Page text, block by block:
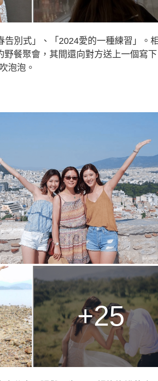
別式」、「2024愛的一種練習」。
餐聚會，其間還向對方送上一個寫下
泡泡。
+25